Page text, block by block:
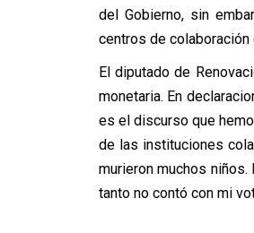
del Gobierno, sin
centros de colaboración
El diputado de
monetaria. En
es el discurso que
de las instituciones
murieron muchos
tanto no contó con mi